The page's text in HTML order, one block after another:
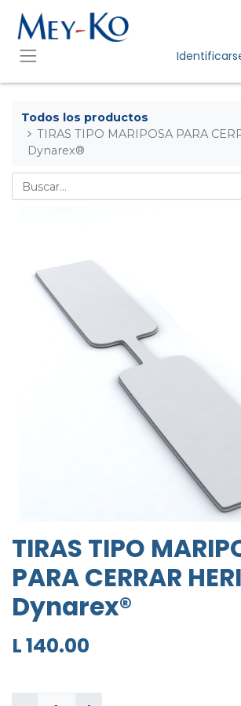
Todos los productos
TIRAS TIPO MARIPOSA PARA
Dynarex®
TIRAS TIPO
PARA CERRAR
Dynarex®
L140.00